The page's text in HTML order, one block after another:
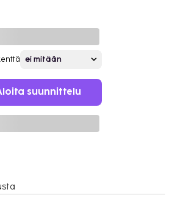
suunnittelu